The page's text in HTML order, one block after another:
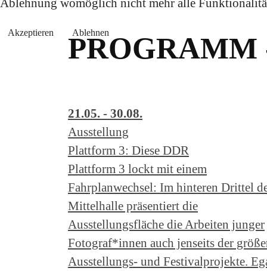
PROGRAMM
21.05. - 30.08.
Ausstellung
Plattform 3: Diese DDR
Plattform 3 lockt mit einem
Fahrplanwechsel: Im hinteren Drittel
Mittelhalle präsentiert die
Ausstellungsfläche die Arbeiten junger
Fotograf*innen auch jenseits der
Ausstellungs- und Festivalprojekte.
Akzeptieren Ablehnen